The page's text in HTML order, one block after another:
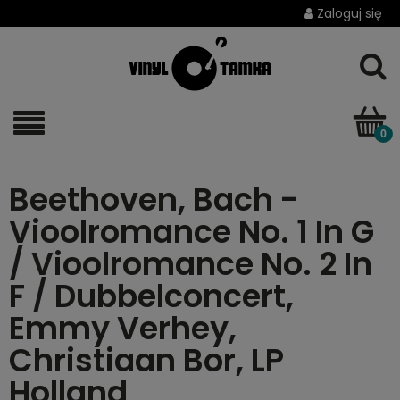
Zaloguj się
Beethoven, Bach -
Vioolromance No. 1 In G
/ Vioolromance No. 2 In
F / Dubbelconcert,
Emmy Verhey,
Christiaan Bor, LP